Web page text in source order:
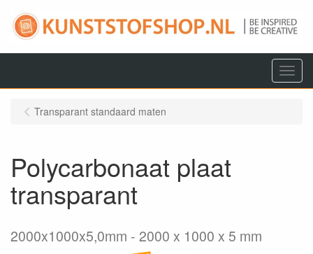
Menu
Transparant standaard maten
Polycarbonaat plaat
transparant
2000x1000x5,0mm 2000 x 1000 x 5 mm